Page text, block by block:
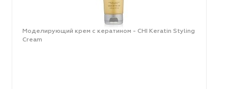
Моделирующий крем с кератином - CHI Keratin Styling
Cream